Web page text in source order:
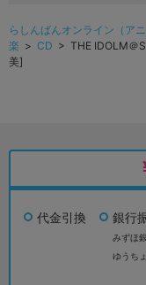
らしんばんオンライン（ア
楽 > CD > THE IDOLM＠
美]
代金引換 銀行
みずほ銀
ゆうち